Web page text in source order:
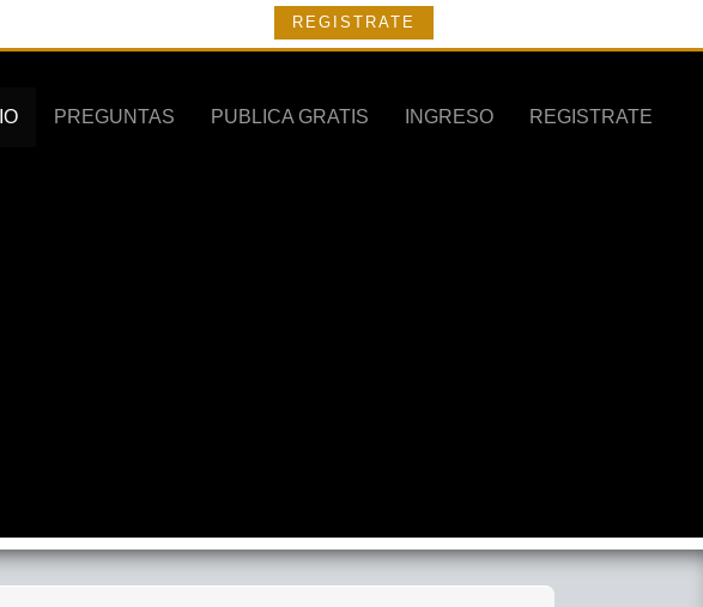
REGISTRATE
PREGUNTAS PUBLICA GRATIS INGRESO REGISTRATE